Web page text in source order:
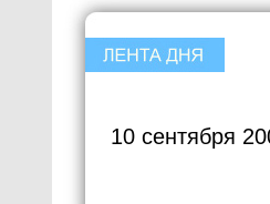
10 сентября